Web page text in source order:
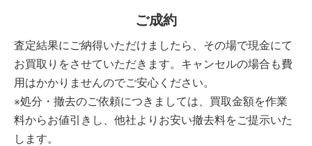
ご成約
査定結果にご納得いただけましたら、その場で現金にて
お買取りをさせていただきます。キャンセルの場合も費
用はかかりませんのでご安心ください。
※処分・撤去のご依頼につきましては、買取金額を作業
料からお値引きし、他社よりお安い撤去料をご提示いた
します。